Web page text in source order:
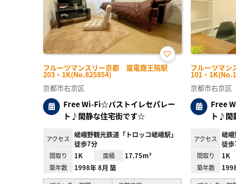
フルーツマンスリー京都 嵐電鹿王院駅
203・1K(No.825854)
お気
に入
京都市右京区
Free Wi-Fi☆バストイレセパレー
ト♪閑静な住宅街です☆
アクセス
嵯峨野観光鉄道「トロッコ嵯峨駅」
徒歩7分
間取り 1K 面積 17.75m²
築年数 1998年 8月 築
フルーツマ
101・
京都市右京区
Free
ト♪閑
アクセス
嵯峨
徒
間取り 1K
築年数